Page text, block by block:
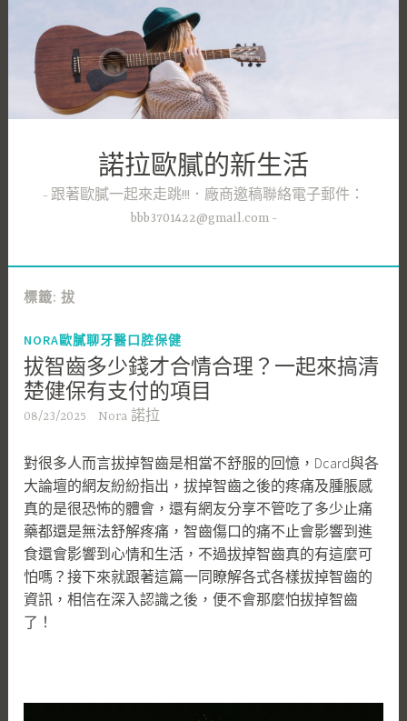
容
諾拉歐膩的新生活
跟著歐膩一起來走跳!!!．廠商邀稿聯絡電子郵件：
bbb3701422@gmail.com
標籤:拔
NORA歐膩聊牙醫口腔保健
拔智齒多少錢才合情合理？一起來搞清
楚健保有支付的項目
08/23/2025 Nora 諾拉
對很多人而言拔掉智齒是相當不舒服的回憶，Dcard與各
大論壇的網友紛紛指出，拔掉智齒之後的疼痛及腫脹感
真的是很恐怖的體會，還有網友分享不管吃了多少止痛
藥都還是無法舒解疼痛，智齒傷口的痛不止會影響到進
食還會影響到心情和生活，不過拔掉智齒真的有這麼可
怕嗎？接下來就跟著這篇一同瞭解各式各樣拔掉智齒的
資訊，相信在深入認識之後，便不會那麼怕拔掉智齒
了！